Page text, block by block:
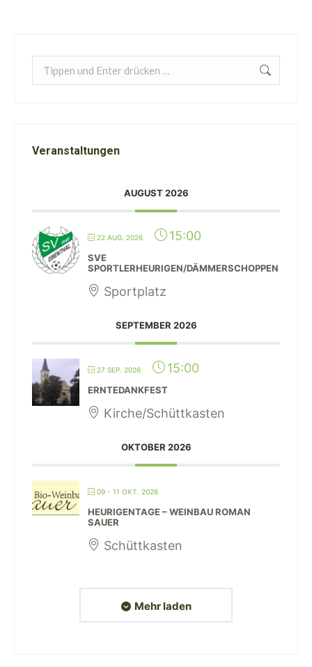
Search:
Veranstaltungen
AUGUST 2026
22 AUG. 2026 15:00
SVE
SPORTLERHEURIGEN/DÄMMERSCHOPPEN
Sportplatz
SEPTEMBER 2026
27 SEP. 2026 15:00
ERNTEDANKFEST
Kirche/Schüttkasten
OKTOBER 2026
09 - 11 OKT. 2026
HEURIGENTAGE – WEINBAU ROMAN
SAUER
Schüttkasten
Mehr laden